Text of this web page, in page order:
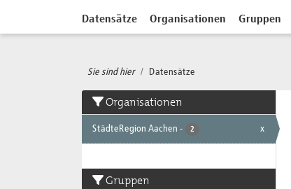
Datensätze Organisationen Gruppen
Sie sind hier Datensätze
Organisationen
StädteRegion Aachen - 2 x
Gruppen